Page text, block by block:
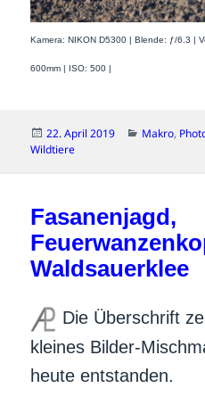
Kamera: NIKON D5300 | Blende: ƒ/6.3 |
600mm | ISO: 500 |
Veröffentlicht
am
22. April 2019 Kategorien
Makro,
Wildtiere
Fasanenjagd,
Waldsauerklee
Die Überschrift
kleines Bilder-
heute entstanden.